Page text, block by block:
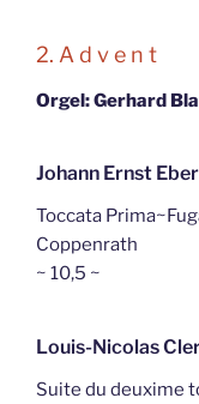
2. A d v e n t
Orgel: Gerhard
Johann Ernst
Toccata
Coppenrath
~ 10,5 ~
Louis-Nicolas
Suite du deuxime